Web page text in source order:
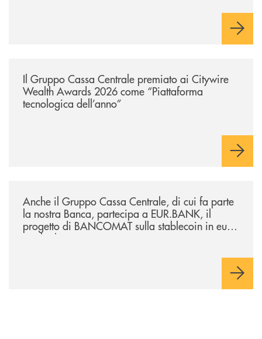
Il Gruppo Cassa Centrale premiato ai Citywire
Wealth Awards 2026 come “Piattaforma
tecnologica dell’anno”
Anche il Gruppo Cassa Centrale, di cui fa parte
la nostra Banca, partecipa a EUR.BANK, il
progetto di BANCOMAT sulla stablecoin in euro
e sul relativo ecosistema